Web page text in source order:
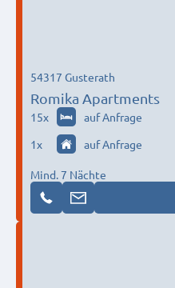
Romika Apartments
54317 Gusterath
15x auf Anfrage
1x auf Anfrage
Mind. 7 Nächte